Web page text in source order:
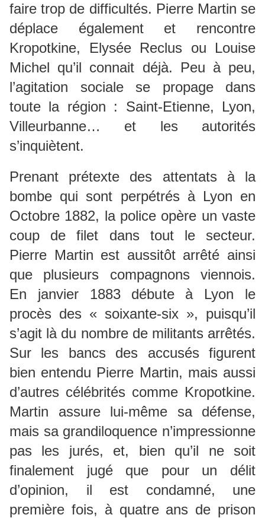
faire trop de difficultés. Pierre Martin se
déplace également et rencontre
Kropotkine, Elysée Reclus ou Louise
Michel qu’il connait déjà. Peu à peu,
l’agitation sociale se propage dans
toute la région : Saint-Etienne, Lyon,
Villeurbanne… et les autorités
s’inquiètent.
Prenant prétexte des attentats à la
bombe qui sont perpétrés à Lyon en
Octobre 1882, la police opère un vaste
coup de filet dans tout le secteur.
Pierre Martin est aussitôt arrêté ainsi
que plusieurs compagnons viennois.
En janvier 1883 débute à Lyon le
procès des « soixante-six », puisqu’il
s’agit là du nombre de militants arrêtés.
Sur les bancs des accusés figurent
bien entendu Pierre Martin, mais aussi
d’autres célébrités comme Kropotkine.
Martin assure lui-même sa défense,
mais sa grandiloquence n’impressionne
pas les jurés, et, bien qu’il ne soit
finalement jugé que pour un délit
d’opinion, il est condamné, une
première fois, à quatre ans de prison